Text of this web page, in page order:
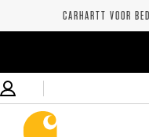
CARHARTT VOOR